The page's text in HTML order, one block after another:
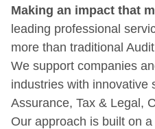
Making an impact that
leading professional
more than traditional
We support companies
industries with innovative
Assurance, Tax & Legal,
Our approach is built on